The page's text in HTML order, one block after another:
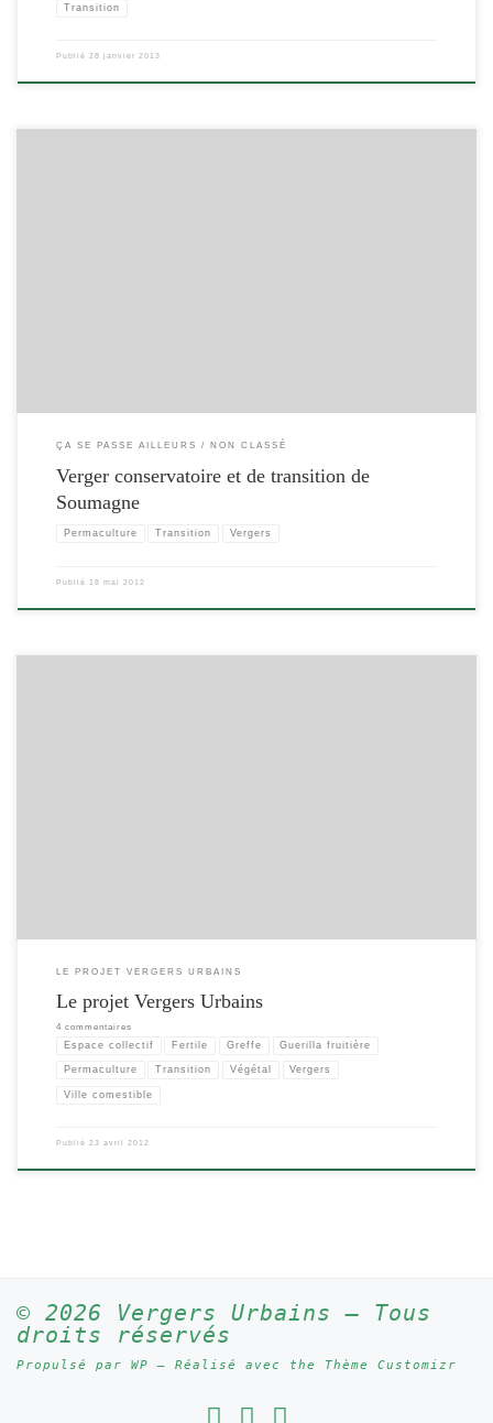
Transition
Publié 28 janvier 2013
ÇA SE PASSE AILLEURS NON CLASSÉ
Verger conservatoire et de transition de
Soumagne
Permaculture Transition Vergers
Publié 18 mai 2012
LE PROJET VERGERS URBAINS
Le projet Vergers Urbains
4 commentaires
Espace collectif Fertile Greffe Guerilla fruitière
Permaculture Transition Végétal Vergers
Ville comestible
Publié 23 avril 2012
© 2026 Vergers Urbains – Tous
droits réservés
Propulsé par WP – Réalisé avec the Thème Customizr